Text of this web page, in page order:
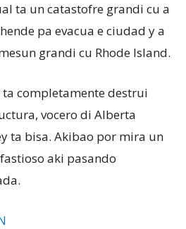
ta un catastofre grandi cu a
pa evacua e ciudad y a
grandi cu Rhode Island.
ta completamente destrui
vocero di Alberta
ta bisa. Akibao por mira un
aki pasando